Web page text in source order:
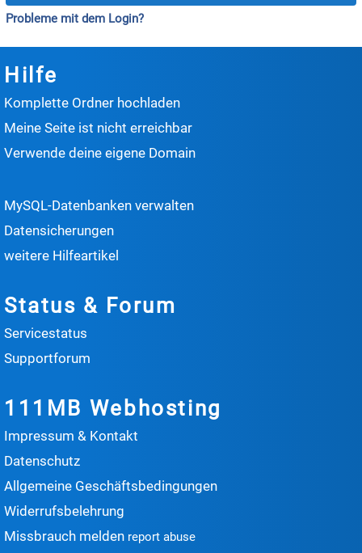
Probleme mit dem Login?
Hilfe
Komplette Ordner hochladen
Meine Seite ist nicht erreichbar
Verwende deine eigene Domain
MySQL-Datenbanken verwalten
Datensicherungen
weitere Hilfeartikel
Status & Forum
Servicestatus
Supportforum
111MB Webhosting
Impressum & Kontakt
Datenschutz
Allgemeine Geschäftsbedingungen
Widerrufsbelehrung
Missbrauch melden report abuse